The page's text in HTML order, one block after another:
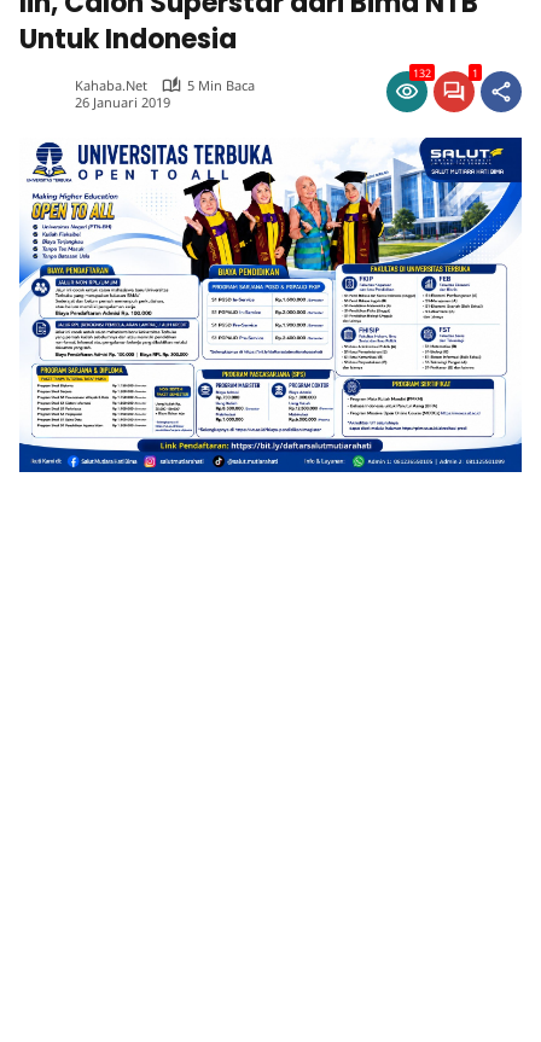
Untuk Indonesia
Kahaba.net
5 Min Baca
26 Januari 2019
132 1